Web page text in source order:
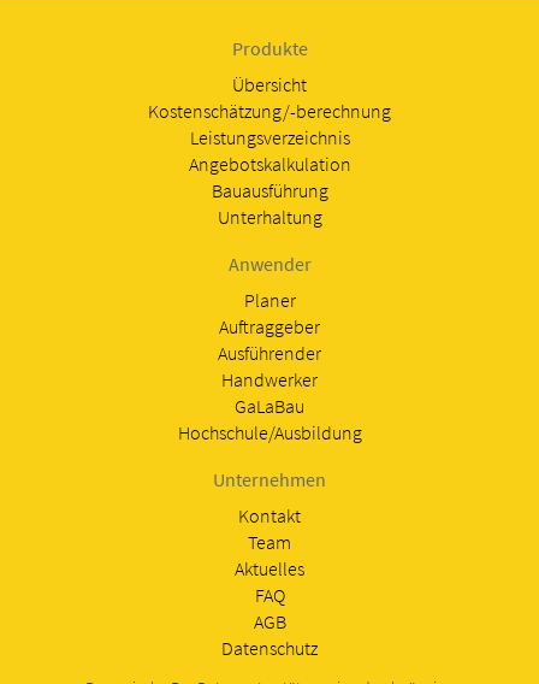
Produkte
Übersicht
Kostenschätzung/-berechnung
Leistungsverzeichnis
Angebotskalkulation
Bauausführung
Unterhaltung
Anwender
Planer
Auftraggeber
Ausführender
Handwerker
GaLaBau
Hochschule/Ausbildung
Unternehmen
Kontakt
Team
Aktuelles
FAQ
AGB
Datenschutz